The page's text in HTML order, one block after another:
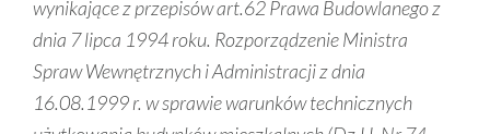
wynikające z przepisów art.62 Prawa Budowlanego z
dnia 7 lipca 1994 roku. Rozporządzenie Ministra
Spraw Wewnętrznych i Administracji z dnia
16.08.1999 r. w sprawie warunków technicznych